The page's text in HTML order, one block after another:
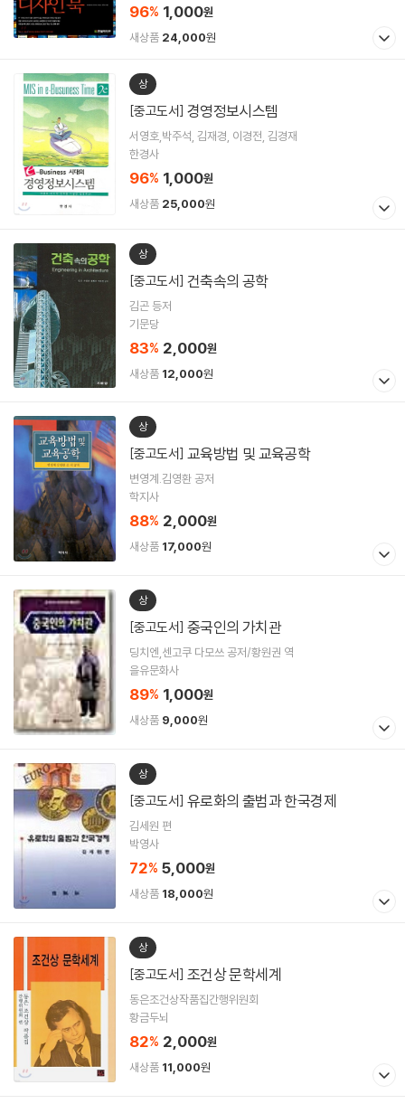
96% 1,000원
새상품 24,000원
상
[중고도서] 경영정보시스템
서영호,박주석, 김재경, 이경전, 김경재
한경사
96% 1,000원
새상품 25,000원
상
[중고도서] 건축속의 공학
김곤 등저
기문당
83% 2,000원
새상품 12,000원
상
[중고도서] 교육방법 및 교육공학
변영계.김영환 공저
학지사
88% 2,000원
새상품 17,000원
상
[중고도서] 중국인의 가치관
딩치엔,센고쿠 다모쓰 공저/황원권 역
을유문화사
89% 1,000원
새상품 9,000원
상
[중고도서] 유로화의 출범과 한국경제
김세원 편
박영사
72% 5,000원
새상품 18,000원
상
[중고도서] 조건상 문학세계
동은조건상작품집간행위원회
황금두뇌
82% 2,000원
새상품 11,000원